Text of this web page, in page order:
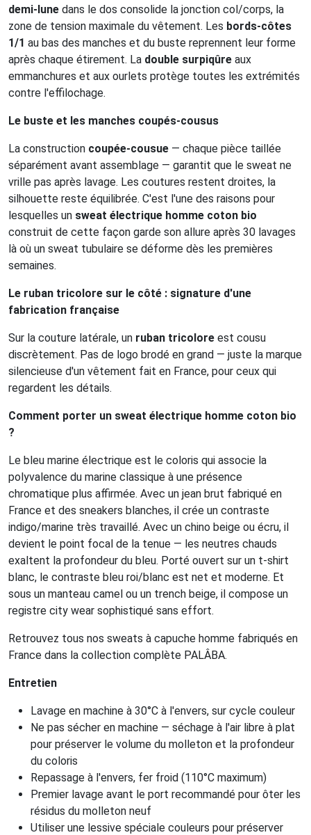
demi-lune dans le dos consolide la jonction col/corps, la
zone de tension maximale du vêtement. Les bords-côtes
1/1 au bas des manches et du buste reprennent leur forme
après chaque étirement. La double surpiqûre aux
emmanchures et aux ourlets protège toutes les extrémités
contre l'effilochage.
Le buste et les manches coupés-cousus
La construction coupée-cousue — chaque pièce taillée
séparément avant assemblage — garantit que le sweat ne
vrille pas après lavage. Les coutures restent droites, la
silhouette reste équilibrée. C'est l'une des raisons pour
lesquelles un sweat électrique homme coton bio
construit de cette façon garde son allure après 30 lavages
là où un sweat tubulaire se déforme dès les premières
semaines.
Le ruban tricolore sur le côté : signature d'une
fabrication française
Sur la couture latérale, un ruban tricolore est cousu
discrètement. Pas de logo brodé en grand — juste la marque
silencieuse d'un vêtement fait en France, pour ceux qui
regardent les détails.
Comment porter un sweat électrique homme coton bio
?
Le bleu marine électrique est le coloris qui associe la
polyvalence du marine classique à une présence
chromatique plus affirmée. Avec un jean brut fabriqué en
France et des sneakers blanches, il crée un contraste
indigo/marine très travaillé. Avec un chino beige ou écru, il
devient le point focal de la tenue — les neutres chauds
exaltent la profondeur du bleu. Porté ouvert sur un t-shirt
blanc, le contraste bleu roi/blanc est net et moderne. Et
sous un manteau camel ou un trench beige, il compose un
registre city wear sophistiqué sans effort.
Retrouvez tous nos sweats à capuche homme fabriqués en
France dans la collection complète PALÂBA.
Entretien
Lavage en machine à 30°C à l'envers, sur cycle couleur
Ne pas sécher en machine — séchage à l'air libre à plat
pour préserver le volume du molleton et la profondeur
du coloris
Repassage à l'envers, fer froid (110°C maximum)
Premier lavage avant le port recommandé pour ôter les
résidus du molleton neuf
Utiliser une lessive spéciale couleurs pour préserver